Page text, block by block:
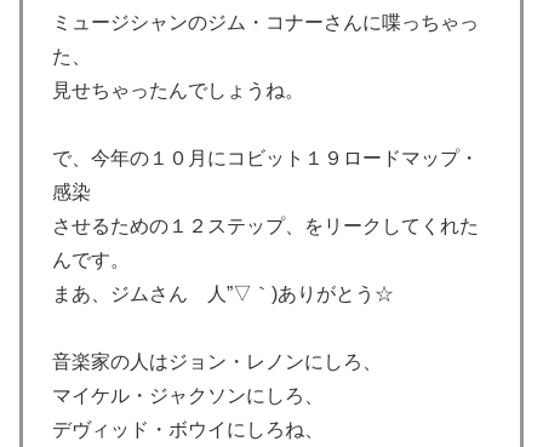
ミュージシャンのジム・コナーさんに喋っちゃっ
た、
見せちゃったんでしょうね。
で、今年の１０月にコビット１９ロードマップ・
感染
させるための１２ステップ、をリークしてくれた
んです。
まあ、ジムさん 人”▽｀)ありがとう☆
音楽家の人はジョン・レノンにしろ、
マイケル・ジャクソンにしろ、
デヴィッド・ボウイにしろね、